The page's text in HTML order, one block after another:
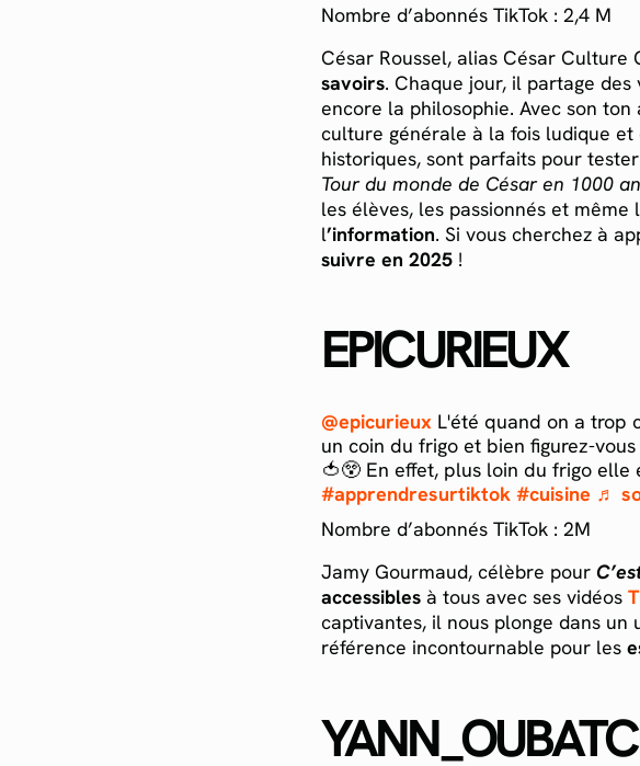
Nombre d’abonnés TikTok : 2,4 M
César Roussel, alias César Culture
savoirs. Chaque jour, il partage des
encore la philosophie. Avec son
culture générale à la fois ludique et
historiques, sont parfaits pour
Tour du monde de César en 1000
les élèves, les passionnés et
l’information. Si vous cherchez à
suivre en 2025!
EPICURIEUX
@epicurieuxL'été quand on a trop
un coin du frigo et bien figurez-
🍅😲 En effet, plus loin du frigo elle
#apprendresurtiktok #cuisine ♬
Nombre d’abonnés TikTok : 2M
Jamy Gourmaud, célèbre pour
accessiblesà tous avec ses vidéos
captivantes, il nous plonge dans
référence incontournable pour les